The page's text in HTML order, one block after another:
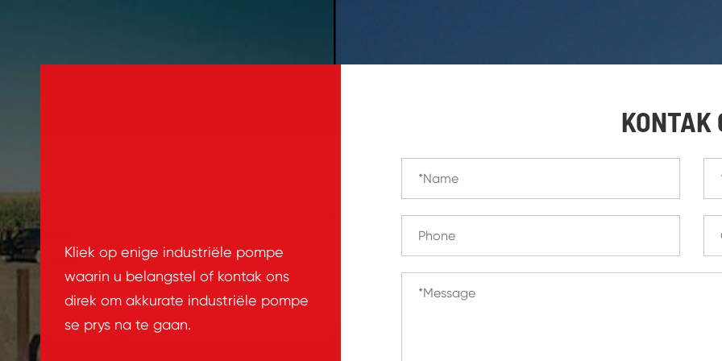
Kliek op enige industriële pompe
waarin u belangstel of kontak ons
direk om akkurate industriële pompe
se prys na te gaan.
KONTAK